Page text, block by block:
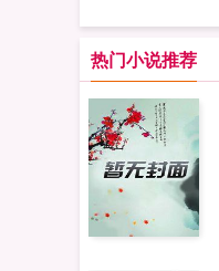
热门小说推荐